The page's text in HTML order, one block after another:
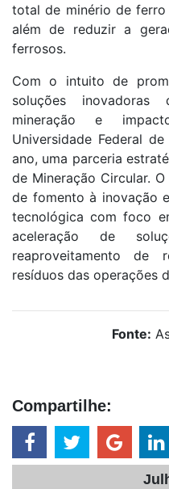
total de minério de
além de reduzir a
ferrosos.
Com o intuito de
soluções
mineração e
Universidade Federal
ano, uma parceria
de Mineração Circular.
de fomento à inovação
tecnológica com foco
aceleração de
reaproveitamento de
resíduos das operações
Fonte:
Compartilhe: